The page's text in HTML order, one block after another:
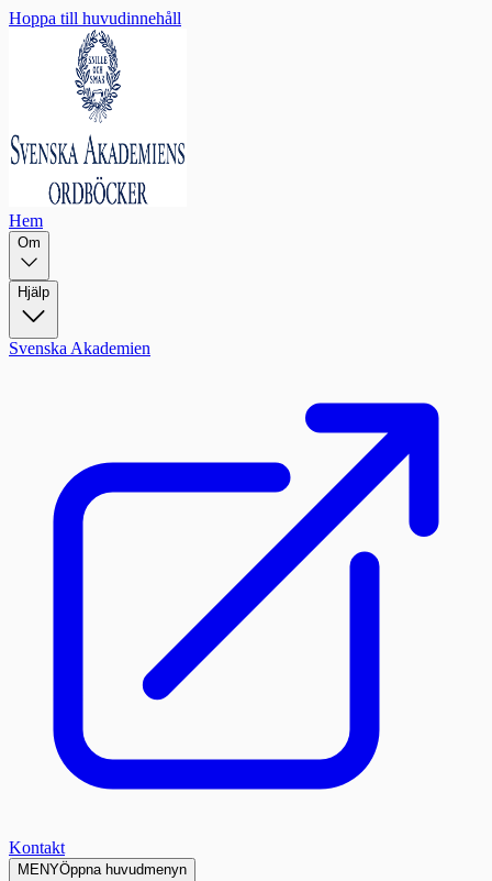
Hoppa till huvudinnehåll
Hem
Om
Hjälp
Svenska Akademien
Kontakt
MENYÖppna huvudmenyn